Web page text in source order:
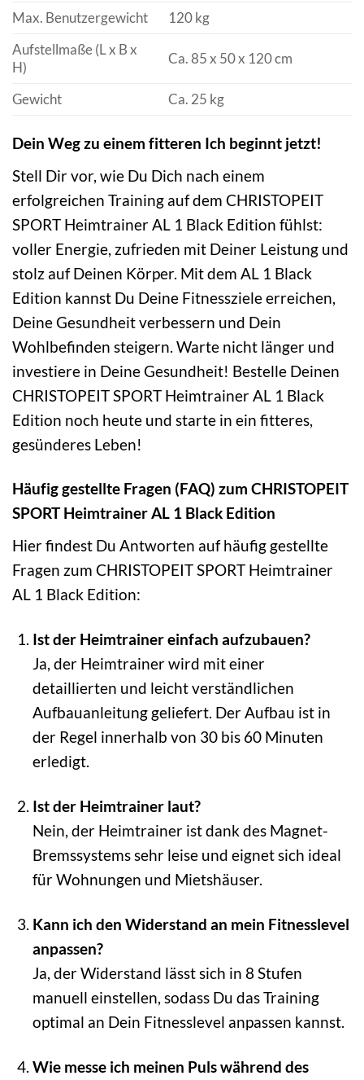
Max. Benutzergewicht
120 kg
Aufstellmaße (L x B x
H)
Ca. 85 x 50 x 120 cm
Gewicht Ca. 25 kg
Dein Weg zu einem fitteren Ich beginnt jetzt!
Stell Dir vor, wie Du Dich nach einem
erfolgreichen Training auf dem CHRISTOPEIT
SPORT Heimtrainer AL 1 Black Edition fühlst:
voller Energie, zufrieden mit Deiner Leistung und
stolz auf Deinen Körper. Mit dem AL 1 Black
Edition kannst Du Deine Fitnessziele erreichen,
Deine Gesundheit verbessern und Dein
Wohlbefinden steigern. Warte nicht länger und
investiere in Deine Gesundheit! Bestelle Deinen
CHRISTOPEIT SPORT Heimtrainer AL 1 Black
Edition noch heute und starte in ein fitteres,
gesünderes Leben!
Häufig gestellte Fragen (FAQ) zum CHRISTOPEIT
SPORT Heimtrainer AL 1 Black Edition
Hier findest Du Antworten auf häufig gestellte
Fragen zum CHRISTOPEIT SPORT Heimtrainer
AL 1 Black Edition:
Ist der Heimtrainer einfach aufzubauen?
Ja, der Heimtrainer wird mit einer
detaillierten und leicht verständlichen
Aufbauanleitung geliefert. Der Aufbau ist in
der Regel innerhalb von 30 bis 60 Minuten
erledigt.
Ist der Heimtrainer laut?
Nein, der Heimtrainer ist dank des Magnet-
Bremssystems sehr leise und eignet sich ideal
für Wohnungen und Mietshäuser.
Kann ich den Widerstand an mein Fitnesslevel
anpassen?
Ja, der Widerstand lässt sich in 8 Stufen
manuell einstellen, sodass Du das Training
optimal an Dein Fitnesslevel anpassen kannst.
Wie messe ich meinen Puls während des